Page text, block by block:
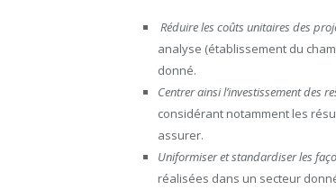
Réduire les coûts unitaires des
analyse (établissement du
donné.
Centrer ainsi l’investissement des
considérant notamment les
assurer.
Uniformiser et standardiser les
réalisées dans un secteur